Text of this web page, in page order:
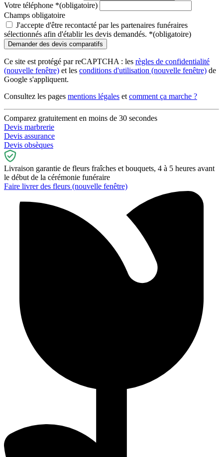
Votre téléphone *(obligatoire)
Champs obligatoire
J'accepte d'être recontacté par les partenaires funéraires
sélectionnés afin d'établir les devis demandés. *(obligatoire)
Ce site est protégé par reCAPTCHA : les règles de confidentialité
(nouvelle fenêtre) et les conditions d'utilisation (nouvelle fenêtre) de
Google s'appliquent.
Consultez les pages mentions légales et comment ça marche ?
Comparez gratuitement en moins de 30 secondes
Devis marbrerie
Devis assurance
Devis obsèques
Livraison garantie de fleurs fraîches et bouquets, 4 à 5 heures avant
le début de la cérémonie funéraire
Faire livrer des fleurs (nouvelle fenêtre)